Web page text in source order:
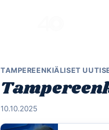
TAMPEREENKIÄLISET
10.10.2025